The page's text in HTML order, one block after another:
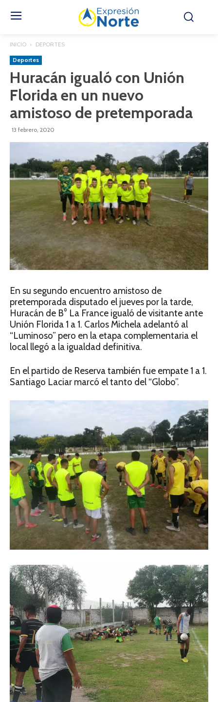
INICIO DEPORTES
Deportes
Huracán igualó con Unión
Florida en un nuevo
amistoso de pretemporada
13 febrero, 2020
En su segundo encuentro amistoso de
pretemporada disputado el jueves por la tarde,
Huracán de B° La France igualó de visitante ante
Unión Florida 1 a 1. Carlos Michela adelantó al
“Luminoso” pero en la etapa complementaria el
local llegó a la igualdad definitiva.
En el partido de Reserva también fue empate 1 a 1.
Santiago Laciar marcó el tanto del “Globo”.